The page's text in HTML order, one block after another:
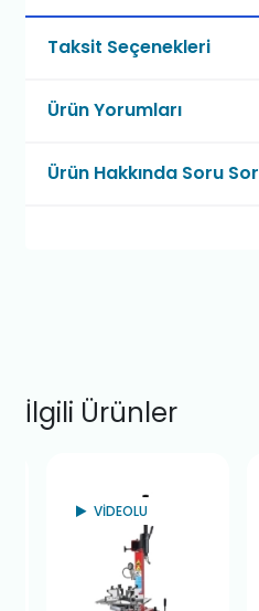
Taksit Seçenekleri
Ürün Yorumları
Ürün Hakkında Soru Sor
İlgili Ürünler
VİDEOLU